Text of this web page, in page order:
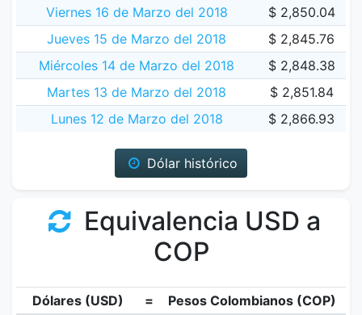
Viernes 16 de Marzo del 2018
$ 2,850.04
Jueves 15 de Marzo del 2018
$ 2,845.76
Miércoles 14 de Marzo del 2018
$ 2,848.38
Martes 13 de Marzo del 2018
$ 2,851.84
Lunes 12 de Marzo del 2018
$ 2,866.93
Dólar histórico
Equivalencia USD a
COP
Dólares (USD) =
Pesos Colombianos (COP)